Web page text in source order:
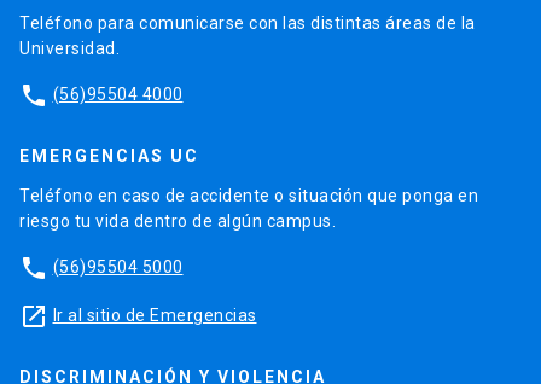
Teléfono para comunicarse con las distintas áreas de la
Universidad.
phone (56)95504 4000
EMERGENCIAS UC
Teléfono en caso de accidente o situación que ponga en
riesgo tu vida dentro de algún campus.
phone (56)95504 5000
launch Ir al sitio de Emergencias
DISCRIMINACIÓN Y VIOLENCIA